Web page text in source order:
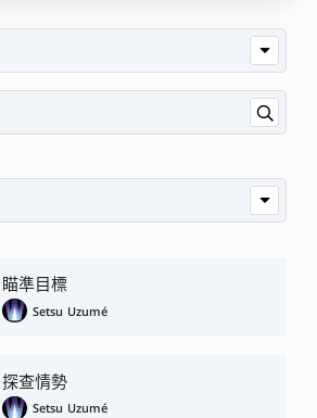
瞄準目標
Setsu Uzumé
探查情勢
Setsu Uzumé